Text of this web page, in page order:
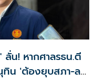
ลั่น! หากศาลรธน.ตี
น 'ต้องยุบสภา-ลา